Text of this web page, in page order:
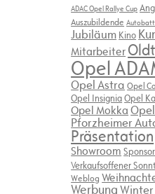
ADAC Opel Rallye Cup
Auszubildende
Jubiläum Kino
Mitarbeiter
Opel
Opel Astra Opel
Opel InsigniaOpel
Opel Mokka
Pforzheimer
Präsentation
Showroom
Verkaufsoffener
Weblog
WerbungWinter